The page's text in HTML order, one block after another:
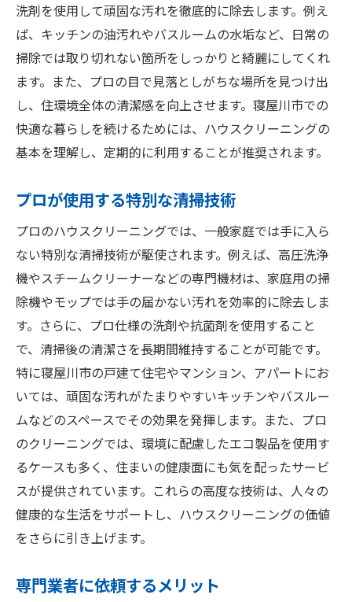
マンションや戸建てに適した寝屋川市のハウス
クリーニングサービス
戸建てとマンションの清掃サービスの違い
各住宅タイプに対応したクリーニングプラ
ン
子育て世代におすすめの清掃サービス
大掃除に最適なサービスの選び方
ペットがいる家庭に必要なハウスクリーニ
ング
快適な住環境を実現するための寝屋川市のハウ
スクリーニング方法
専門業者による環境に優しい清掃手法
アレルゲン対策を考慮したクリーニング
季節ごとのおすすめ清掃スケジュール
ハウスクリーニングで健康維持を
定期的なメンテナンスの重要性
日常の掃除では届かない場所の清掃
寝屋川市で評判のハウスクリーニング業者を選
ぶポイント
口コミサイトの活用法
業者の信頼性を確認するチェックリスト
洗剤を使用して頑固な汚れを徹底的に除去します。例え
ば、キッチンの油汚れやバスルームの水垢など、日常の
掃除では取り切れない箇所をしっかりと綺麗にしてくれ
ます。また、プロの目で見落としがちな場所を見つけ出
し、住環境全体の清潔感を向上させます。寝屋川市での
快適な暮らしを続けるためには、ハウスクリーニングの
基本を理解し、定期的に利用することが推奨されます。
プロが使用する特別な清掃技術
プロのハウスクリーニングでは、一般家庭では手に入ら
ない特別な清掃技術が駆使されます。例えば、高圧洗浄
機やスチームクリーナーなどの専門機材は、家庭用の掃
除機やモップでは手の届かない汚れを効率的に除去しま
す。さらに、プロ仕様の洗剤や抗菌剤を使用すること
で、清掃後の清潔さを長期間維持することが可能です。
特に寝屋川市の戸建て住宅やマンション、アパートにお
いては、頑固な汚れがたまりやすいキッチンやバスルー
ムなどのスペースでその効果を発揮します。また、プロ
のクリーニングでは、環境に配慮したエコ製品を使用す
るケースも多く、住まいの健康面にも気を配ったサービ
スが提供されています。これらの高度な技術は、人々の
健康的な生活をサポートし、ハウスクリーニングの価値
をさらに引き上げます。
専門業者に依頼するメリット